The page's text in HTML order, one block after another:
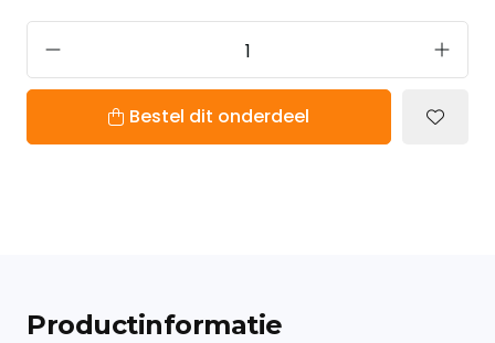
Bestel dit onderdeel
Productinformatie